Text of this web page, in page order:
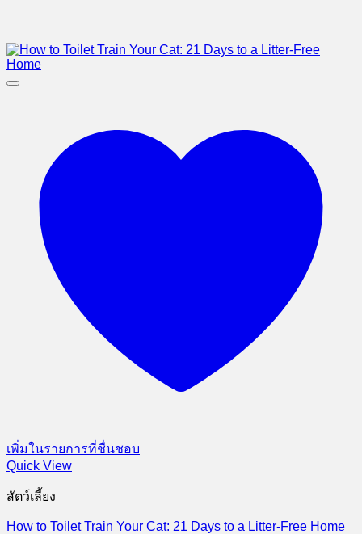
เพิ่มในรายการที่ชื่นชอบ
Quick View
สัตว์เลี้ยง
How to Toilet Train Your Cat: 21 Days to a Litter-Free Home